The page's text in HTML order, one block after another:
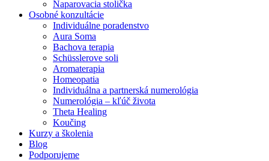
Naparovacia stolička
Osobné konzultácie
Individuálne poradenstvo
Aura Soma
Bachova terapia
Schüsslerove soli
Aromaterapia
Homeopatia
Individuálna a partnerská numerológia
Numerológia – kľúč života
Theta Healing
Koučing
Kurzy a školenia
Blog
Podporujeme